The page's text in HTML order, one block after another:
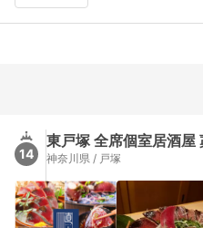
14
東戸塚 全席個室居酒屋
神奈川県 / 戸塚